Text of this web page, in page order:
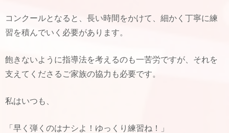
コンクールとなると、長い時間をかけて、細かく丁寧に練
習を積んでいく必要があります。
飽きないように指導法を考えるのも一苦労ですが、それを
支えてくださるご家族の協力も必要です。
私はいつも、
「早く弾くのはナシよ！ゆっくり練習ね！」